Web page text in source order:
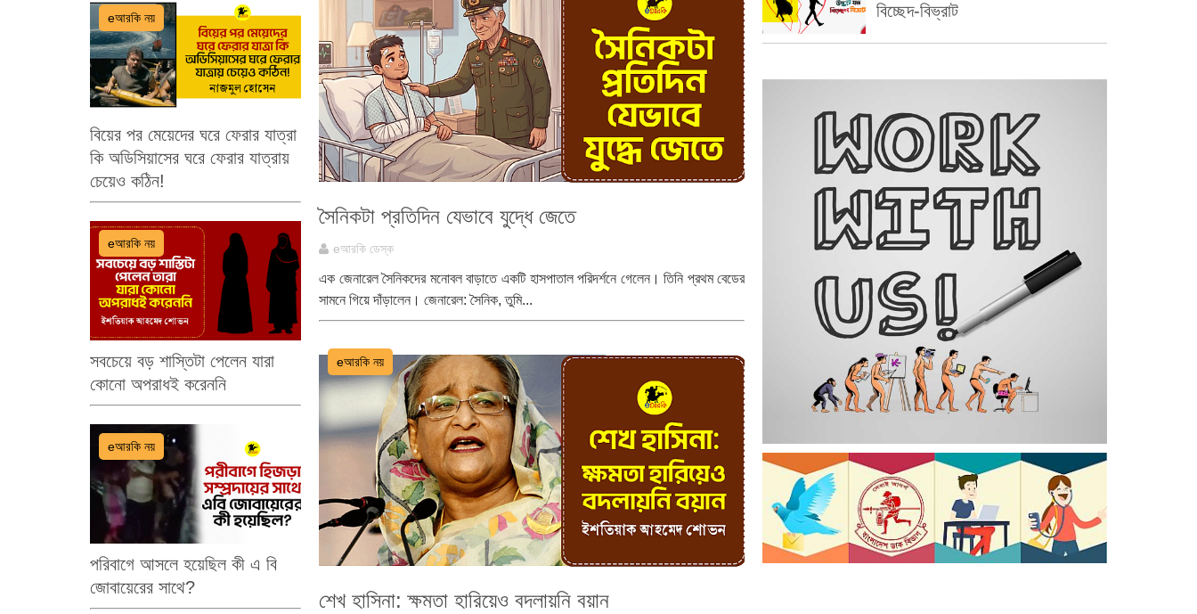
eআরকি নয়
বিয়ের পর মেয়েদের ঘরে ফেরার যাত্রা
কি অডিসিয়াসের ঘরে ফেরার যাত্রায়
চেয়েও কঠিন!
eআরকি নয়
সবচেয়ে বড় শাস্তিটা পেলেন যারা
কোনো অপরাধই করেননি
eআরকি নয়
পরিবাগে আসলে হয়েছিল কী এ বি
জোবায়েরের সাথে?
সৈনিকটা প্রতিদিন যেভাবে যুদ্ধে জেতে
eআরকি ডেস্ক
এক জেনারেল সৈনিকদের মনোবল বাড়াতে একটি হাসপাতাল পরিদর্শনে গেলেন। তিনি প্রথম বেডের
সামনে গিয়ে দাঁড়ালেন। জেনারেল: সৈনিক, তুমি...
eআরকি নয়
শেখ হাসিনা: ক্ষমতা হারিয়েও বদলায়নি বয়ান
বিচ্ছেদ-বিভ্রাট